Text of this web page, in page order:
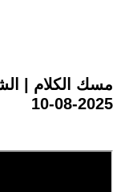
مسك الكلام |
2025-08-10